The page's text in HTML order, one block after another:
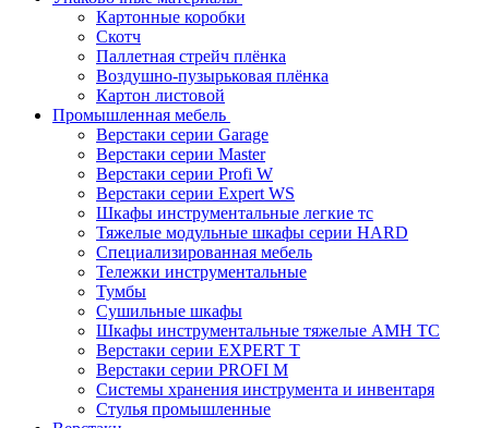
Картонные коробки
Скотч
Паллетная стрейч плёнка
Воздушно-пузырьковая плёнка
Картон листовой
Промышленная мебель
Верстаки серии Garage
Верстаки серии Master
Верстаки серии Profi W
Верстаки серии Expert WS
Шкафы инструментальные легкие тс
Тяжелые модульные шкафы серии HARD
Cпециализированная мебель
Тележки инструментальные
Тумбы
Cушильные шкафы
Шкафы инструментальные тяжелые AMH TC
Верстаки серии EXPERT T
Верстаки серии PROFI M
Системы хранения инструмента и инвентаря
Стулья промышленные